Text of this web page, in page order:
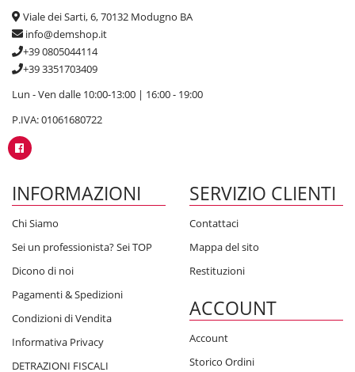
Viale dei Sarti, 6, 70132 Modugno BA
info@demshop.it
+39 0805044114
+39 3351703409
Lun - Ven dalle 10:00-13:00 | 16:00 - 19:00
P.IVA: 01061680722
INFORMAZIONI
Chi Siamo
Sei un professionista? Sei TOP
Dicono di noi
Pagamenti & Spedizioni
Condizioni di Vendita
Informativa Privacy
DETRAZIONI FISCALI
SERVIZIO CLIENTI
Contattaci
Mappa del sito
Restituzioni
ACCOUNT
Account
Storico Ordini